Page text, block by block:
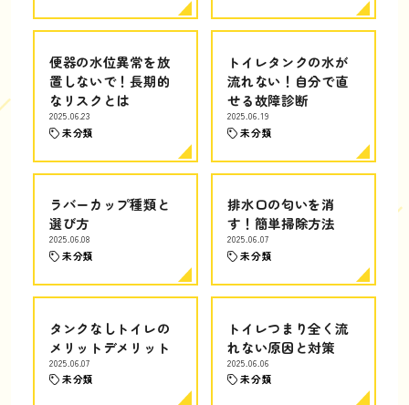
便器の水位異常を放
置しないで！長期的
なリスクとは
2025.06.23
未分類
トイレタンクの水が
流れない！自分で直
せる故障診断
2025.06.19
未分類
ラバーカップ種類と
選び方
2025.06.08
未分類
排水口の匂いを消
す！簡単掃除方法
2025.06.07
未分類
タンクなしトイレの
メリットデメリット
2025.06.07
未分類
トイレつまり全く流
れない原因と対策
2025.06.06
未分類